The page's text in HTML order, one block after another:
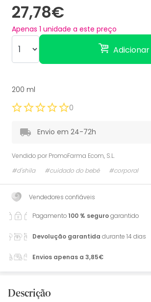
27,78€
Apenas 1 unidade a este preço
Adicionar
200 ml
0
Envio em 24-72h
Vendido por PromoFarma Ecom, S.L.
#d'shila
#cuidado do bebé #corporal
Vendedores confiáveis
Pagamento100 % segurogarantido
Devolução garantida durante 14 dias
Envios apenas a 3,85€
Descrição